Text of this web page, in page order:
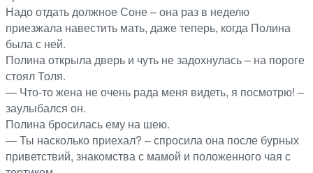
Надо отдать должное Соне – она раз в неделю
приезжала навестить мать, даже теперь, когда Полина
была с ней.
Полина открыла дверь и чуть не задохнулась – на пороге
стоял Толя.
— Что-то жена не очень рада меня видеть, я посмотрю! –
заулыбался он.
Полина бросилась ему на шею.
— Ты насколько приехал? – спросила она после бурных
приветствий, знакомства с мамой и положенного чая с